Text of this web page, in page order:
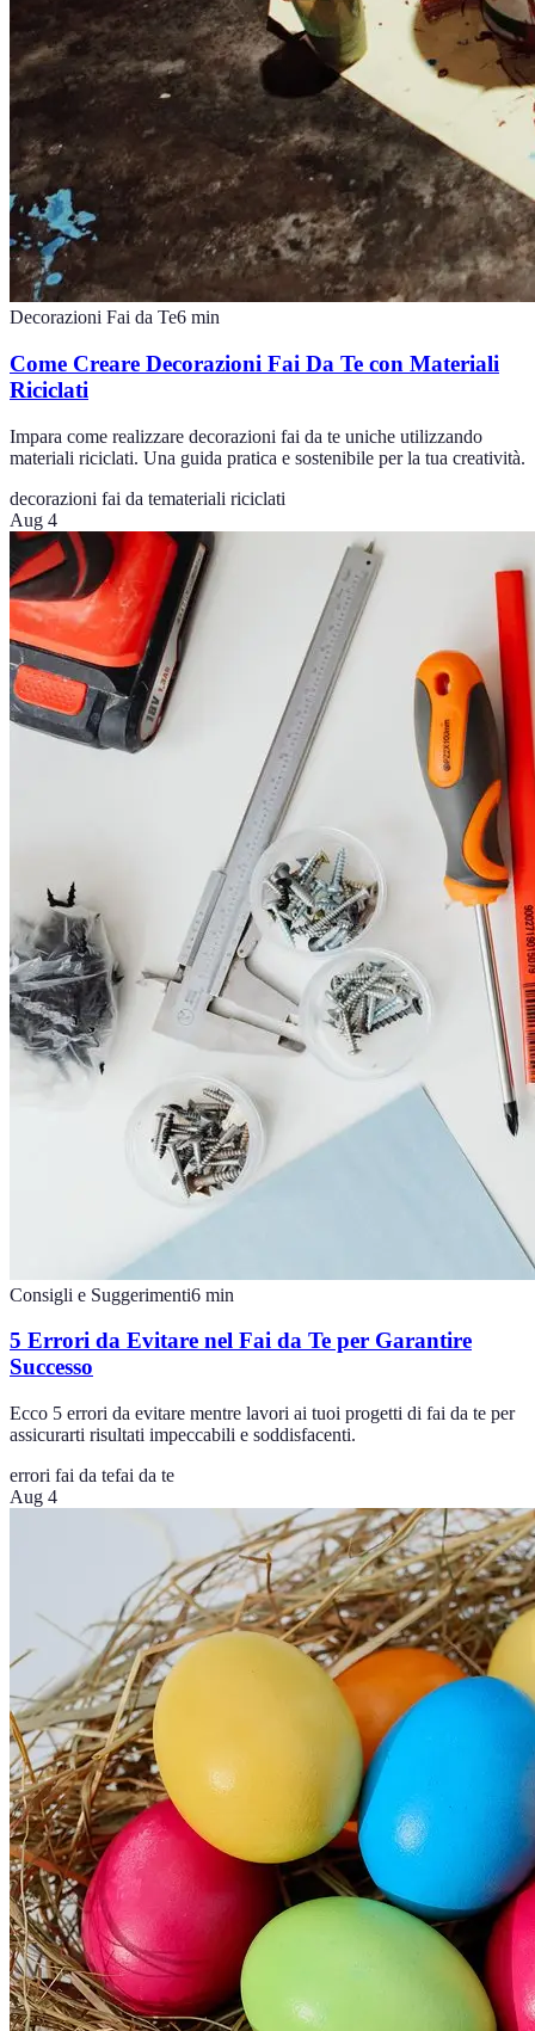
Decorazioni Fai da Te6 min
Come Creare Decorazioni Fai Da Te con Materiali
Riciclati
Impara come realizzare decorazioni fai da te uniche utilizzando
materiali riciclati. Una guida pratica e sostenibile per la tua creatività.
decorazioni fai da temateriali riciclati
Aug 4
Consigli e Suggerimenti6 min
5 Errori da Evitare nel Fai da Te per Garantire
Successo
Ecco 5 errori da evitare mentre lavori ai tuoi progetti di fai da te per
assicurarti risultati impeccabili e soddisfacenti.
errori fai da tefai da te
Aug 4